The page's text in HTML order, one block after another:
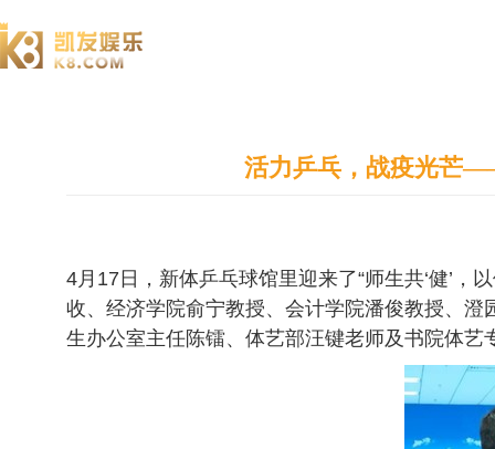
活力乒乓，战疫光芒
4月17日，新体乒乓球馆里迎来了“师生共‘健’
收、经济学院俞宁教授、会计学院潘俊教授、
生办公室主任陈镭、体艺部汪键老师及书院体